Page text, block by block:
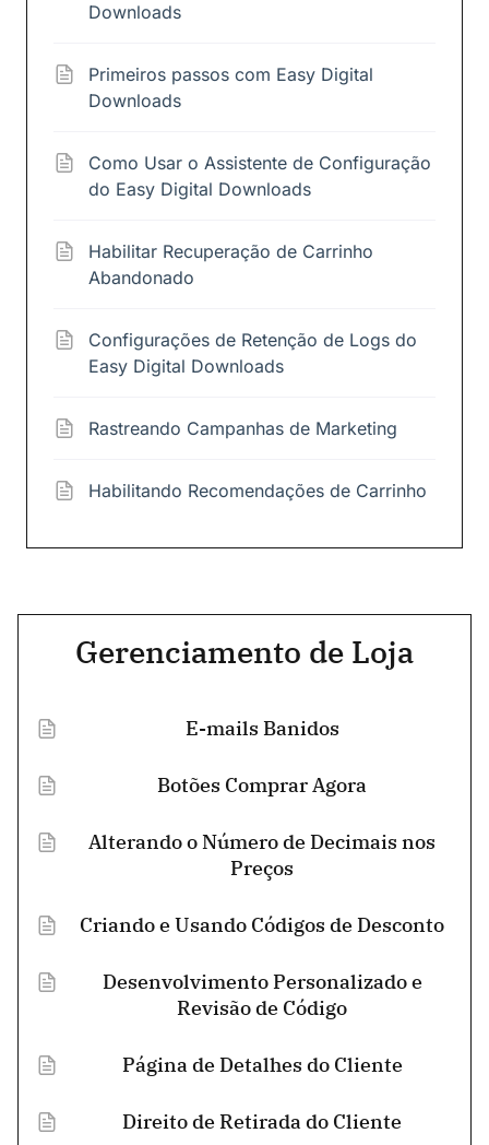
Downloads
Primeiros passos com Easy Digital
Downloads
Como Usar o Assistente de Configuração
do Easy Digital Downloads
Habilitar Recuperação de Carrinho
Abandonado
Configurações de Retenção de Logs do
Easy Digital Downloads
Rastreando Campanhas de Marketing
Habilitando Recomendações de Carrinho
Gerenciamento de Loja
E-mails Banidos
Botões Comprar Agora
Alterando o Número de Decimais nos
Preços
Criando e Usando Códigos de Desconto
Desenvolvimento Personalizado e
Revisão de Código
Página de Detalhes do Cliente
Direito de Retirada do Cliente